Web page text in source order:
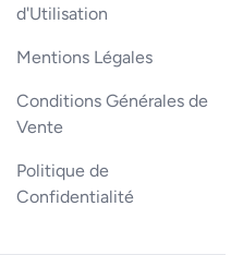
d'Utilisation
Mentions Légales
Conditions Générales de
Vente
Politique de
Confidentialité